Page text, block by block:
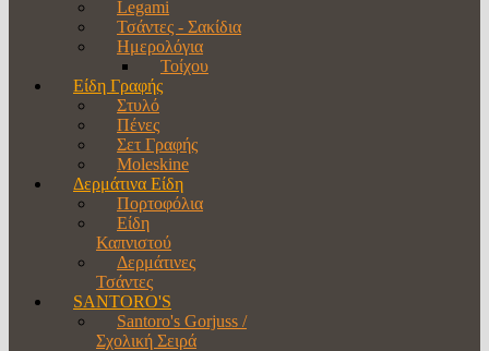
Legami
Τσάντες - Σακίδια
Ημερολόγια
Τοίχου
Είδη Γραφής
Στυλό
Πένες
Σετ Γραφής
Moleskine
Δερμάτινα Είδη
Πορτοφόλια
Είδη
Καπνιστού
Δερμάτινες
Τσάντες
SANTORO'S
Santoro's Gorjuss /
Σχολική Σειρά